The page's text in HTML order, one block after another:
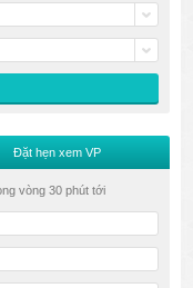
Đặt hẹn xem VP
vòng 30 phút tới